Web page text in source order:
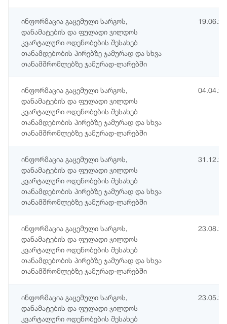
ინფორმაცია გაცემული სარგოს,
დანამატების და ფულადი ჯილდოს
კვარტალური ოდენობების შესახებ
თანამდებობის პირებზე ჯამურად და სხვა
თანამშრომლებზე ჯამურად-ლარებში
ინფორმაცია გაცემული სარგოს,
დანამატების და ფულადი ჯილდოს
კვარტალური ოდენობების შესახებ
თანამდებობის პირებზე ჯამურად და სხვა
თანამშრომლებზე ჯამურად-ლარებში
ინფორმაცია გაცემული სარგოს,
დანამატების და ფულადი ჯილდოს
კვარტალური ოდენობების შესახებ
თანამდებობის პირებზე ჯამურად და სხვა
თანამშრომლებზე ჯამურად-ლარებში
ინფორმაცია გაცემული სარგოს,
დანამატების და ფულადი ჯილდოს
კვარტალური ოდენობების შესახებ
თანამდებობის პირებზე ჯამურად და სხვა
თანამშრომლებზე ჯამურად-ლარებში
ინფორმაცია გაცემული სარგოს,
დანამატების და ფულადი ჯილდოს
კვარტალური ოდენობების შესახებ